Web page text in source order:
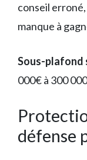
conseil
manque à
Sous-plafond
000€ à 300
défense